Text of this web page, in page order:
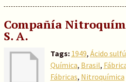
Compañía
S. A.
Tags: 1949, Ácido
Química, Brasil,
Fábricas, Nitroquímica